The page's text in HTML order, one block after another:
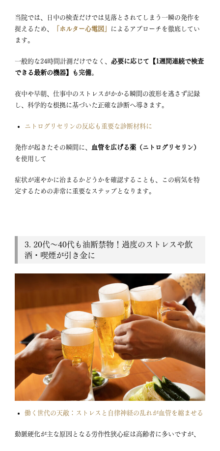
当院では、日中の検査だけでは見落とされてしまう一瞬の発作を
捉えるため、
「ホルター心電図」
によるアプローチを徹底してい
ます。
一般的な24時間計測だけでなく、 必要に応じて【1週間連続で検査
できる最新の機器】も完備。
夜中や早朝、仕事中のストレスがかかる瞬間の波形を逃さず記録
し、科学的な根拠に基づいた正確な診断へ導きます。
ニトログリセリンの反応も重要な診断材料に
発作が起きたその瞬間に、
血管を広げる薬（ニトログリセリン）
を使用して
症状が速やかに治まるかどうかを確認することも、この病気を特
定するための非常に重要なステップとなります。
3. 20代〜40代も油断禁物！過度のストレスや飲
酒・喫煙が引き金に
働く世代の天敵：ストレスと自律神経の乱れが血管を縮ませる
動脈硬化が主な原因となる労作性狭心症は高齢者に多いですが、